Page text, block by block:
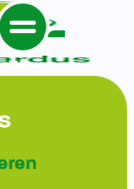
(TSO)
Menu